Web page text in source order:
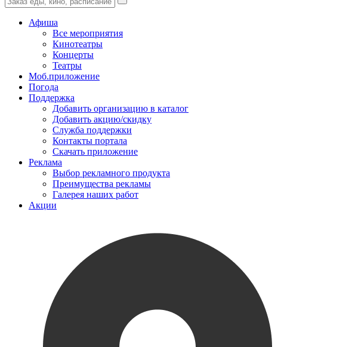
Афиша
Все мероприятия
Кинотеатры
Концерты
Театры
Моб.приложение
Погода
Поддержка
Добавить организацию в каталог
Добавить акцию/скидку
Служба поддержки
Контакты портала
Скачать приложение
Реклама
Выбор рекламного продукта
Преимущества рекламы
Галерея наших работ
Акции